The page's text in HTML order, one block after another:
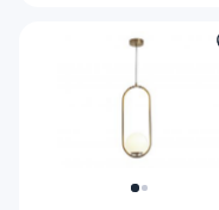
Тип помещения